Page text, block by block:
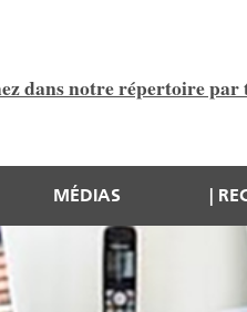
dans notre répertoire
MÉDIAS